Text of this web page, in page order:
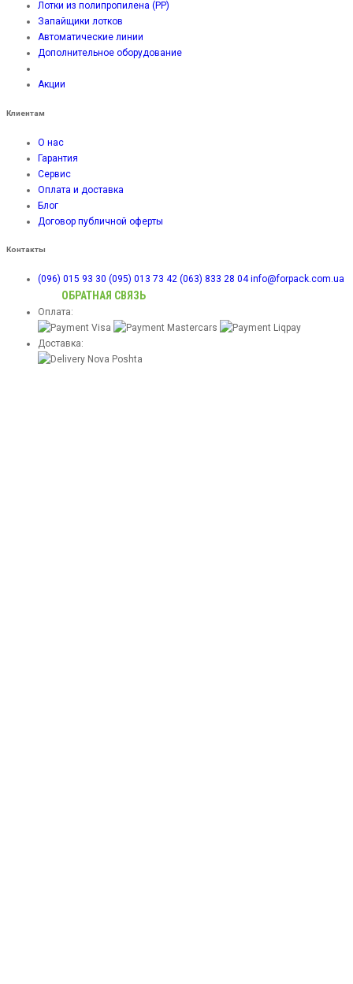
Лотки из полипропилена (PP)
Запайщики лотков
Автоматические линии
Дополнительное оборудование
Акции
Клиентам
О нас
Гарантия
Сервис
Оплата и доставка
Блог
Договор публичной оферты
Контакты
(096) 015 93 30 (095) 013 73 42 (063) 833 28 04 info@forpack.com.ua
ОБРАТНАЯ СВЯЗЬ
Оплата:
Доставка: